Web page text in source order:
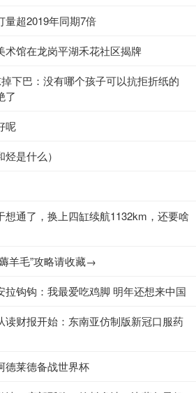
量超2019年同期7倍
术馆在龙岗平湖禾花社区揭牌
下巴：没有哪个孩子可以抗拒折纸的
了
呢
是什么）
想通了，换上四缸续航1132km，还要啥
羊毛”攻略请收藏→
拉钩钩：我最爱吃鸡脚 明年还想来中国
读财报开始：东南亚仿制版新冠口服药
德莱德备战世界杯